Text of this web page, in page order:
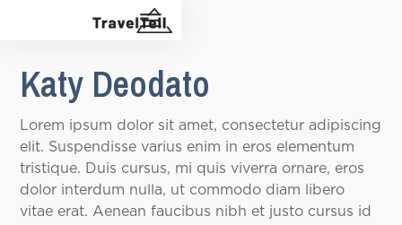
Katy Deodato
Lorem ipsum dolor sit amet, consectetur adipiscing
elit. Suspendisse varius enim in eros elementum
tristique. Duis cursus, mi quis viverra ornare, eros
dolor interdum nulla, ut commodo diam libero
vitae erat. Aenean faucibus nibh et justo cursus id